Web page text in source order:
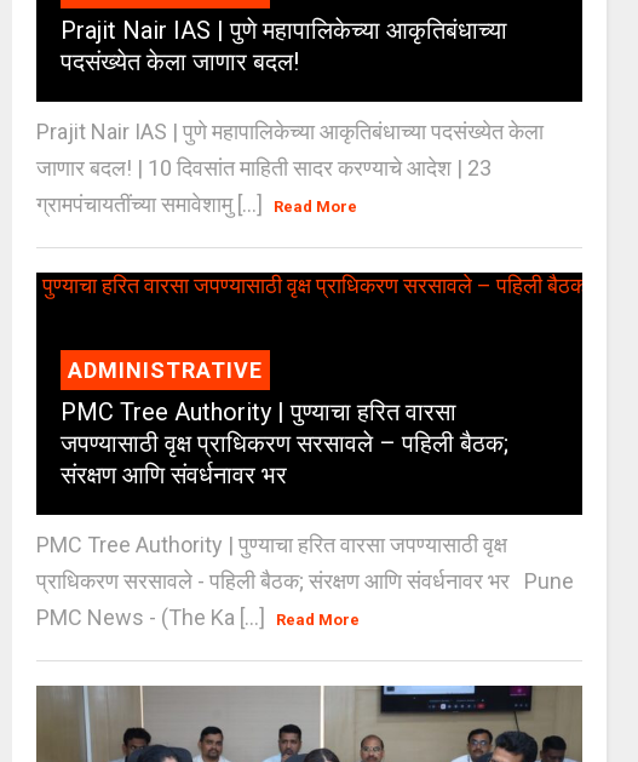
Prajit Nair IAS | पुणे महापालिकेच्या आकृतिबंधाच्या
पदसंख्येत केला जाणार बदल!
Prajit Nair IAS | पुणे महापालिकेच्या आकृतिबंधाच्या पदसंख्येत केला
जाणार बदल! | 10 दिवसांत माहिती सादर करण्याचे आदेश | 23
ग्रामपंचायतींच्या समावेशामु [...]
Read More
ADMINISTRATIVE
PMC Tree Authority | पुण्याचा हरित वारसा
जपण्यासाठी वृक्ष प्राधिकरण सरसावले – पहिली बैठक;
संरक्षण आणि संवर्धनावर भर
PMC Tree Authority | पुण्याचा हरित वारसा जपण्यासाठी वृक्ष
प्राधिकरण सरसावले - पहिली बैठक; संरक्षण आणि संवर्धनावर भर Pune
PMC News - (The Ka [...]
Read More